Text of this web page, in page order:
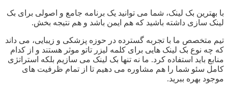
با بهترین بک لینک، شما می توانید یک برنامه جامع و اصولی برای بک
لینک سازی داشته باشید که هم ایمن باشد و هم نتیجه بخش.
تیم متخصص ما با تجربه گسترده در حوزه پزشکی و زیبایی، می داند
که چه نوع بک لینک هایی برای کلمه لیزر تاتو موثر هستند و از کدام
منابع باید استفاده کرد. ما نه تنها بک لینک می سازیم بلکه استراتژی
کامل سئو شما را هم مشاوره می دهیم تا از تمام ظرفیت های
موجود بهره ببرید.